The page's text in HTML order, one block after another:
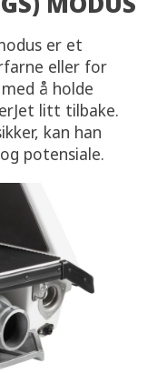
er et
eller for
å holde
litt tilbake.
kan han
potensiale.